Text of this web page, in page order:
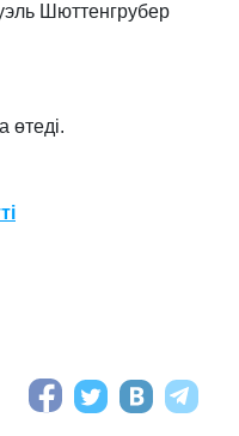
Шюттенгрубер
өтеді.